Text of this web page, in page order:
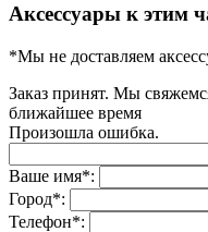
Аксессуары к этим
*Мы не доставляем
Заказ принят. Мы
ближайшее время
Произошла ошибка.
Ваше имя*:
Город*:
Телефон*: